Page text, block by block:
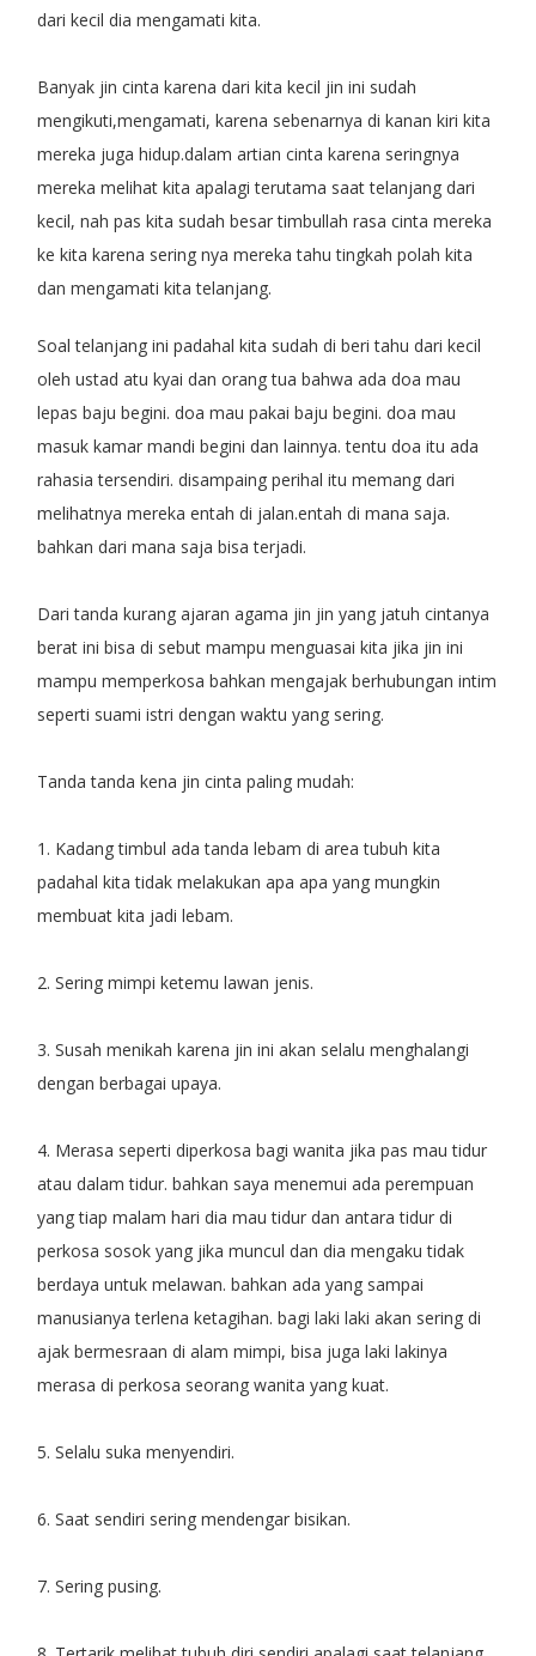
dari kecil dia mengamati kita.
Banyak jin cinta karena dari kita kecil jin ini sudah
mengikuti,mengamati, karena sebenarnya di kanan kiri kita
mereka juga hidup.dalam artian cinta karena seringnya
mereka melihat kita apalagi terutama saat telanjang dari
kecil, nah pas kita sudah besar timbullah rasa cinta mereka
ke kita karena sering nya mereka tahu tingkah polah kita
dan mengamati kita telanjang.
Soal telanjang ini padahal kita sudah di beri tahu dari kecil
oleh ustad atu kyai dan orang tua bahwa ada doa mau
lepas baju begini. doa mau pakai baju begini. doa mau
masuk kamar mandi begini dan lainnya. tentu doa itu ada
rahasia tersendiri. disampaing perihal itu memang dari
melihatnya mereka entah di jalan.entah di mana saja.
bahkan dari mana saja bisa terjadi.
Dari tanda kurang ajaran agama jin jin yang jatuh cintanya
berat ini bisa di sebut mampu menguasai kita jika jin ini
mampu memperkosa bahkan mengajak berhubungan intim
seperti suami istri dengan waktu yang sering.
Tanda tanda kena jin cinta paling mudah:
1. Kadang timbul ada tanda lebam di area tubuh kita
padahal kita tidak melakukan apa apa yang mungkin
membuat kita jadi lebam.
2. Sering mimpi ketemu lawan jenis.
3. Susah menikah karena jin ini akan selalu menghalangi
dengan berbagai upaya.
4. Merasa seperti diperkosa bagi wanita jika pas mau tidur
atau dalam tidur. bahkan saya menemui ada perempuan
yang tiap malam hari dia mau tidur dan antara tidur di
perkosa sosok yang jika muncul dan dia mengaku tidak
berdaya untuk melawan. bahkan ada yang sampai
manusianya terlena ketagihan. bagi laki laki akan sering di
ajak bermesraan di alam mimpi, bisa juga laki lakinya
merasa di perkosa seorang wanita yang kuat.
5. Selalu suka menyendiri.
6. Saat sendiri sering mendengar bisikan.
7. Sering pusing.